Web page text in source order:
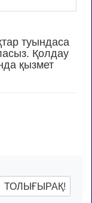
туындаса
Қолдау
қызмет
ТОЛЫҒЫРАҚ!